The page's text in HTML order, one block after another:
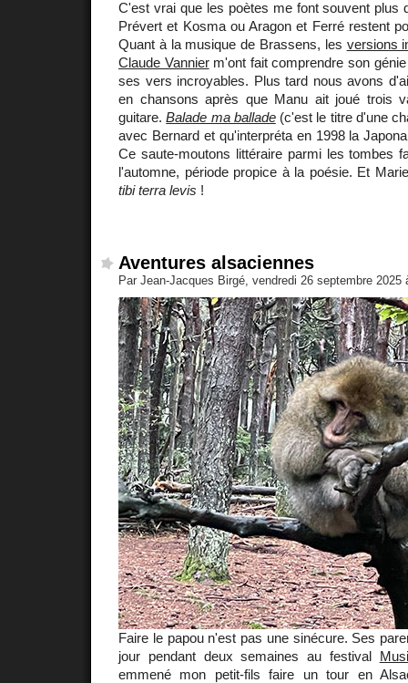
C'est vrai que les poètes me font souvent plus
Prévert et Kosma ou Aragon et Ferré restent
Quant à la musique de Brassens, les versions
Claude Vannierm'ont fait comprendre son
ses vers incroyables. Plus tard nous avons
en chansons après que Manu ait joué trois
guitare.Balade ma ballade(c'est le titre d'une
avec Bernard et qu'interpréta en 1998 la
Ce saute-moutons littéraire parmi les tombes
l'automne, période propice à la poésie. Et
tibi terra levis !
Aventures alsaciennes
Par Jean-Jacques Birgé, vendredi 26 septembre 2025
Faire le papou n'est pas une sinécure. Ses
jour pendant deux semaines au festival
emmené mon petit-fils faire un tour en